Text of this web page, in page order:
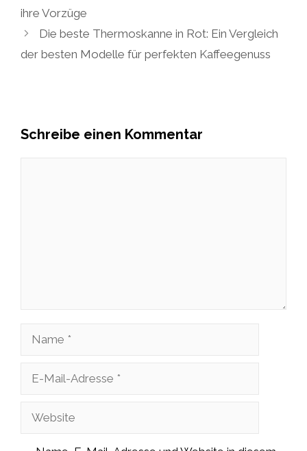
ihre Vorzüge
Die beste Thermoskanne in Rot: Ein Vergleich
der besten Modelle für perfekten Kaffeegenuss
Schreibe einen Kommentar
Name
Adresse
Website